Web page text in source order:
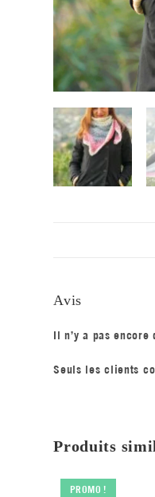
Avis
Il n’y a pas encore
Seuls les clients
Produits
PROMO !